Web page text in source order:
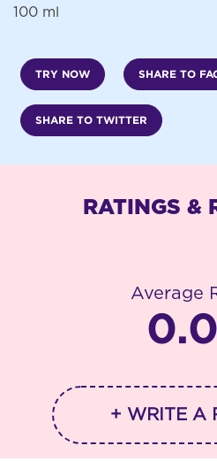
100 ml
TRY NOW SHARE TO
SHARE TO TWITTER
RATINGS &
Average
+ WRITE A